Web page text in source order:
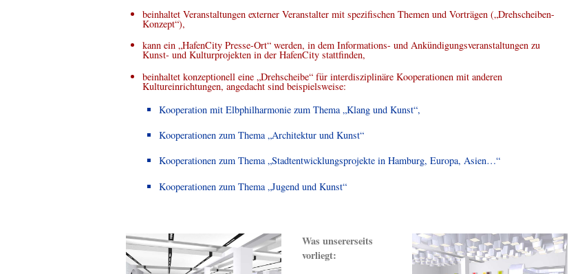
beinhaltet Veranstaltungen externer Veranstalter mit spezifischen Themen und Vorträgen („Drehscheiben-
Konzept“),
kann ein „HafenCity Presse-Ort“ werden, in dem Informations- und Ankündigungsveranstaltungen zu
Kunst- und Kulturprojekten in der HafenCity stattfinden,
beinhaltet konzeptionell eine „Drehscheibe“ für interdisziplinäre Kooperationen mit anderen
Kultureinrichtungen, angedacht sind beispielsweise:
Kooperation mit Elbphilharmonie zum Thema „Klang und Kunst“,
Kooperationen zum Thema „Architektur und Kunst“
Kooperationen zum Thema „Stadtentwicklungsprojekte in Hamburg, Europa, Asien…“
Kooperationen zum Thema „Jugend und Kunst“
Was unsererseits
vorliegt: